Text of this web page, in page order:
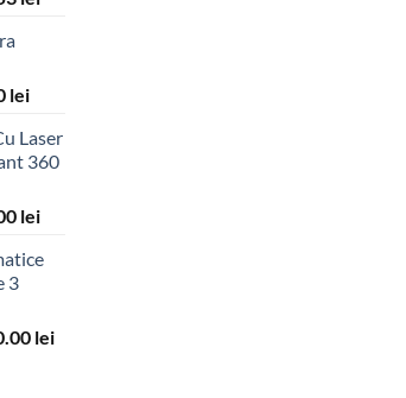
lei.
leiPrețul
este:
35.00 lei.
Laser
360
leiPrețul
este:
3
leiPrețul